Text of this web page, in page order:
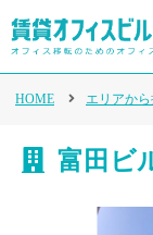
HOME エリアか
富田ビ